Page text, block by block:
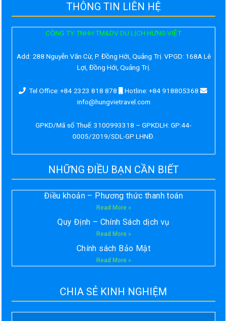
THÔNG TIN LIÊN HỆ
CÔNG TY TNHH TM&DV DU LỊCH HƯNG VIỆT
Add: 288 Nguyễn Văn Cừ, P. Đồng Hới, Quảng Trị. VPGD: 168A Lê
Lợi, Đồng Hới, Quảng Trị.
Tel Office: +84 2323 818 878
Hotline: +84 918805368
info@hungvietravel.com
GPKD/Mã số Thuế: 3100993318 – GPKDLH: GP:44-
0005/2019/SDL-GP LHNĐ.
NHỮNG ĐIỀU BẠN CẦN BIẾT
Điều khoản – Phương thức thanh toán
Read More »
Quy Định – Chính Sách dịch vụ
Read More »
Chính sách Bảo Mật
Read More »
CHIA SẺ KINH NGHIỆM